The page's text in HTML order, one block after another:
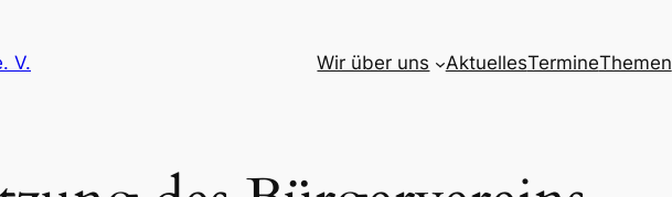
V. Wir über uns AktuellesTermineThemen